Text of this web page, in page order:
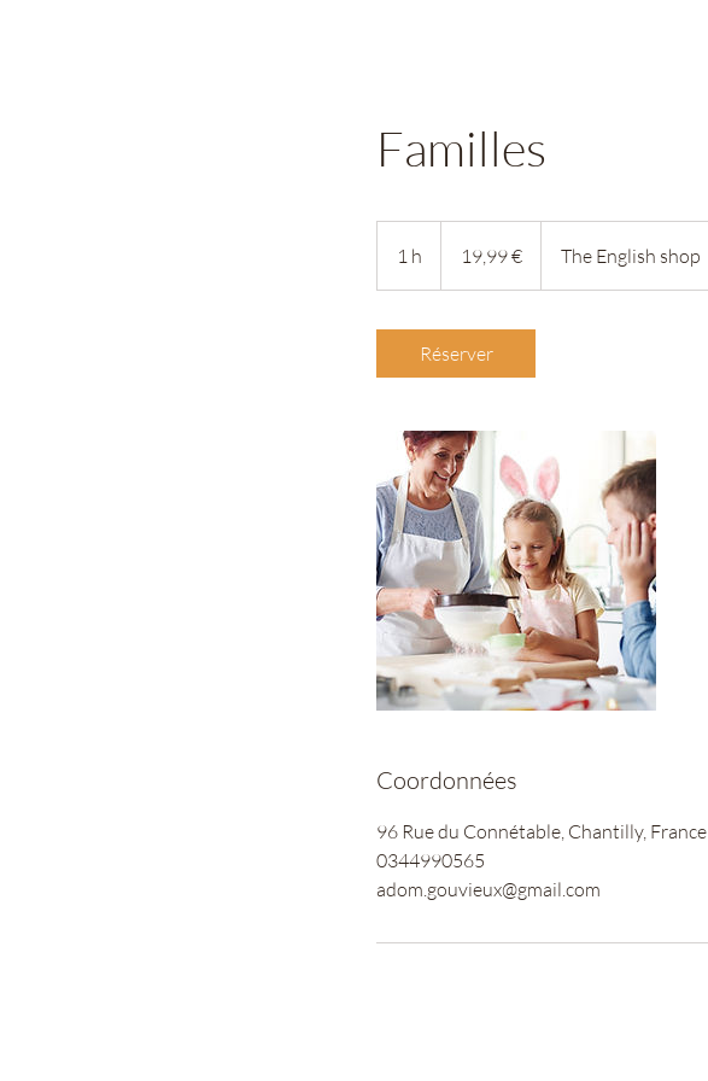
Familles
1 h 19,99 € The English shop
Réserver
Coordonnées
96 Rue du Connétable, Chantilly, France
0344990565
adom.gouvieux@gmail.com